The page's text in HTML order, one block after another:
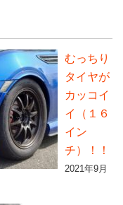
むっちり
タイヤが
カッコイ
イ（１６
イン
チ）！！
2021年9月